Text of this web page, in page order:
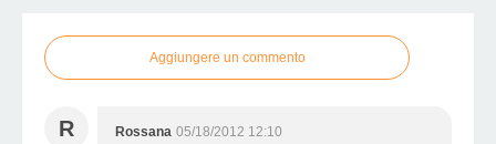
Aggiungere un commento
R Rossana 05/18/2012 12:10